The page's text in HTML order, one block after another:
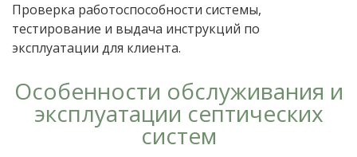
Проверка работоспособности системы,
тестирование и выдача инструкций по
эксплуатации для клиента.
Особенности обслуживания и
эксплуатации септических
систем